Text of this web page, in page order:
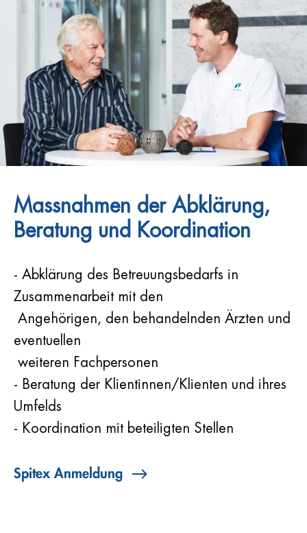
Massnahmen der Abklärung,
Beratung und Koordination
- Abklärung des Betreuungsbedarfs in
Zusammenarbeit mit den
Angehörigen, den behandelnden Ärzten und
eventuellen
weiteren Fachpersonen
- Beratung der Klientinnen/Klienten und ihres
Umfelds
- Koordination mit beteiligten Stellen
Spitex Anmeldung